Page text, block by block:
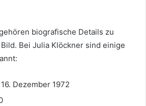
biografische Details zu
Bei Julia Klöckner sind einige
16. Dezember 1972